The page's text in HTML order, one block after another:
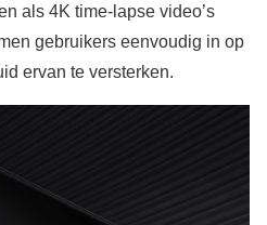
als 4K time-lapse video’s
gebruikers eenvoudig in op
ervan te versterken.